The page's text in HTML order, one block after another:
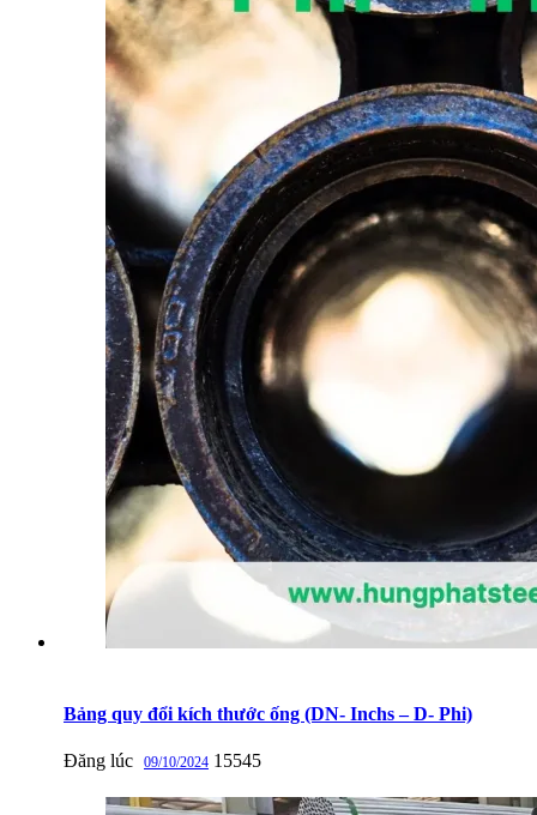
Bảng quy đổi kích thước ống (DN- Inchs – D- Phi)
Đăng lúc 09/10/2024 15545